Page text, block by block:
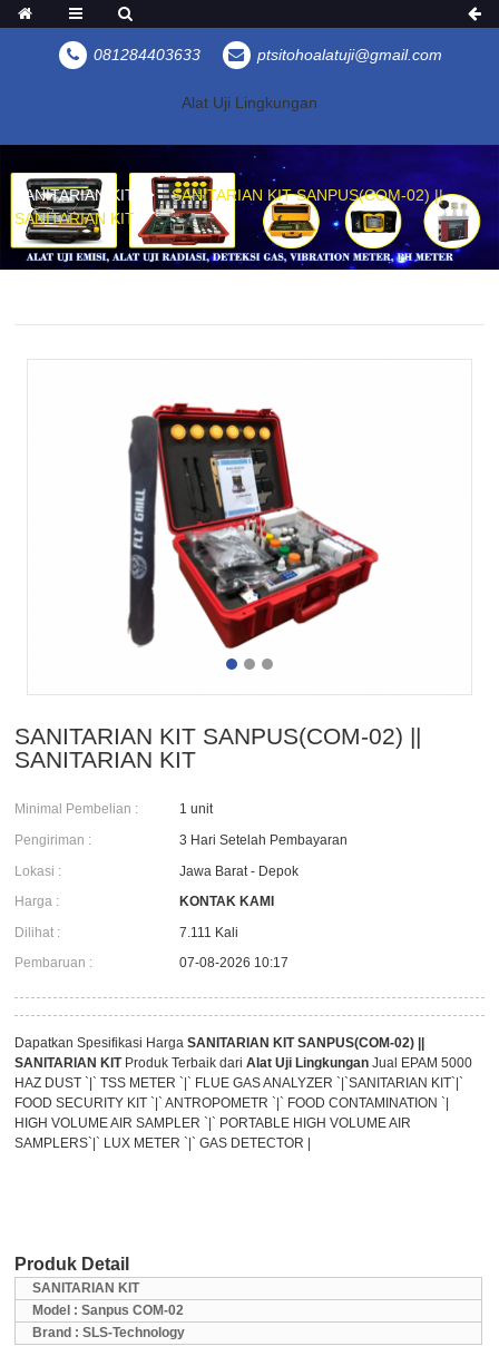
081284403633 ptsitohoalatuji@gmail.com
Alat Uji Lingkungan
SANITARIAN KIT
SANITARIAN KIT SANPUS(COM-02) ||
SANITARIAN KIT
SANITARIAN KIT SANPUS(COM-02) ||
SANITARIAN KIT
Minimal Pembelian :
1 unit
Pengiriman :
3 Hari Setelah Pembayaran
Lokasi :
Jawa Barat - Depok
Harga :
KONTAK KAMI
Dilihat :
7.111 Kali
Pembaruan :
07-08-2026 10:17
Dapatkan Spesifikasi HargaSANITARIAN KIT SANPUS(COM-02) ||
SANITARIAN KITProduk Terbaik dariAlat Uji Lingkungan Jual EPAM 5000
HAZ DUST `|` TSS METER `|` FLUE GAS ANALYZER `|`SANITARIAN KIT`|`
FOOD SECURITY KIT `|` ANTROPOMETR `|` FOOD CONTAMINATION `|
HIGH VOLUME AIR SAMPLER `|` PORTABLE HIGH VOLUME AIR
SAMPLERS`|` LUX METER `|` GAS DETECTOR |
Produk Detail
SANITARIAN KIT
Model : Sanpus COM-02
Brand : SLS-Technology